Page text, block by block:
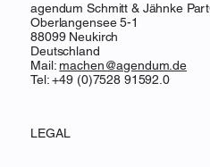
agendum Schmitt & Jähnke
Oberlangensee 5-1
88099 Neukirch
Deutschland
Mail: machen@agendum.de
Tel: +49 (0)7528 91592.0
LEGAL